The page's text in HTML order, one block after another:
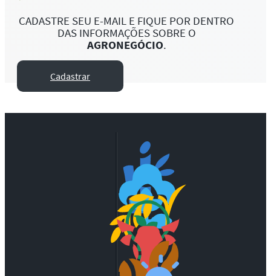
CADASTRE SEU E-MAIL E FIQUE POR DENTRO
DAS INFORMAÇÕES SOBRE O
AGRONEGÓCIO.
Cadastrar